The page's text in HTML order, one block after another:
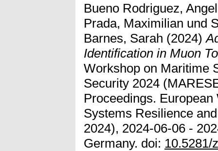
Bueno Rodriguez, Angel
Prada, Maximilian und
Barnes, Sarah (2024)
Identification in Muon
Workshop on Maritime
Security 2024
Proceedings.
Systems Resilience
2024), 2024-06-06 -
Germany. doi: 10.5281/